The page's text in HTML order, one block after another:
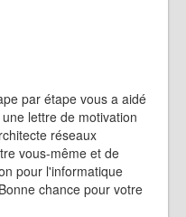
par étape vous a aidé
lettre de motivation
réseaux
vous-même et de
pour l'informatique
chance pour votre